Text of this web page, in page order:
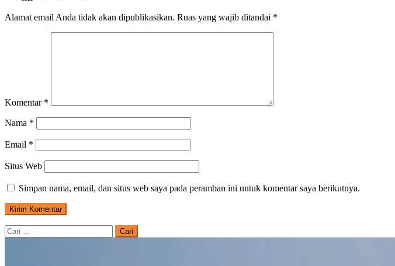
Alamat email Anda tidak akan dipublikasikan. Ruas yang wajib ditandai *
Komentar *
Nama *
Email *
Situs Web
Simpan nama, email, dan situs web saya pada peramban ini untuk komentar saya berikutnya.
Cari
untuk: